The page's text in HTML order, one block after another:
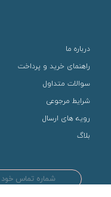
درباره ما
راهنمای خرید و پرداخت
سوالات متداول
شرایط مرجوعی
رویه های ارسال
بلاگ